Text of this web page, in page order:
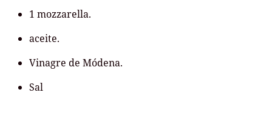
1 mozzarella.
aceite.
Vinagre de Módena.
Sal